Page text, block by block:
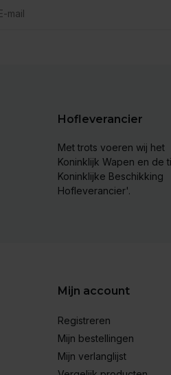
Hofleverancier
Met trots voeren wij het
Koninklijk Wapen en de
Koninklijke Beschikking
Hofleverancier'.
Mijn account
Registreren
Mijn bestellingen
Mijn verlanglijst